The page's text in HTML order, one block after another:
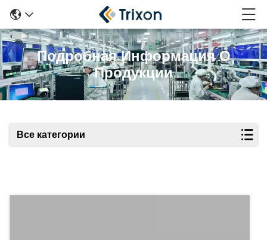
Подробная Информация О
Продукции
Все категории